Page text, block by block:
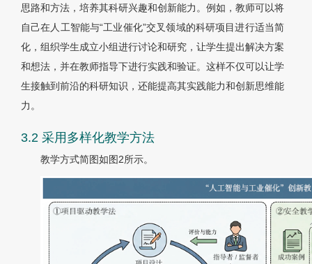
思路和方法，培养其科研兴趣和创新能力。例如，教师可以将
自己在人工智能与“工业催化”交叉领域的科研项目进行适当简
化，组织学生成立小组进行讨论和研究，让学生提出解决方案
和想法，并在教师指导下进行实践和验证。这样不仅可以让学
生接触到前沿的科研知识，还能提高其实践能力和创新思维能
力。
3.2 采用多样化教学方法
教学方式简图如图2所示。